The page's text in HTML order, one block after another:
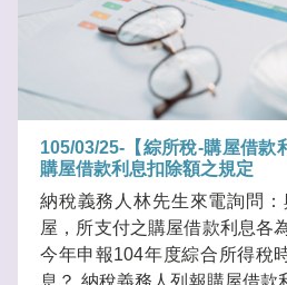
105/03/25-【綜所稅-購屋借款
購屋借款利息扣除額之規定
納稅義務人林先生來電詢問
屋，所支付之購屋借款利息各
今年申報104年度綜合所得稅
息？ 納稅義務人列報購屋借款